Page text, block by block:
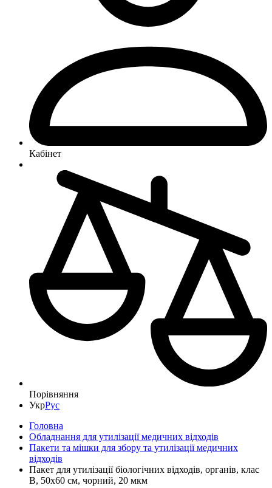
Кабінет
Порівняння
УкрРус
Головна
Обладнання для утилізації медичних відходів
Пакети та мішки для збору та утилізації медичних
відходів
Пакет для утилізації біологічних відходів, органів, клас
B, 50x60 см, чорний, 20 мкм